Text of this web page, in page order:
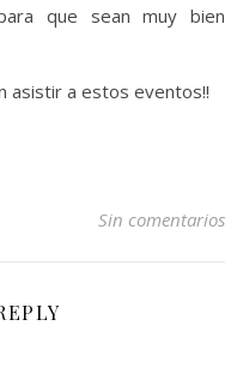
que sean muy bien
asistir a estos eventos!!
Sin comentarios